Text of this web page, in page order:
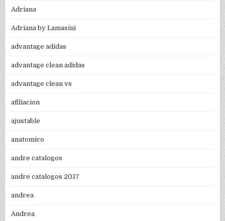
Adriana
Adriana by Lamasini
advantage adidas
advantage clean adidas
advantage clean vs
afiliacion
ajustable
anatomico
andre catalogos
andre catalogos 2017
andrea
Andrea